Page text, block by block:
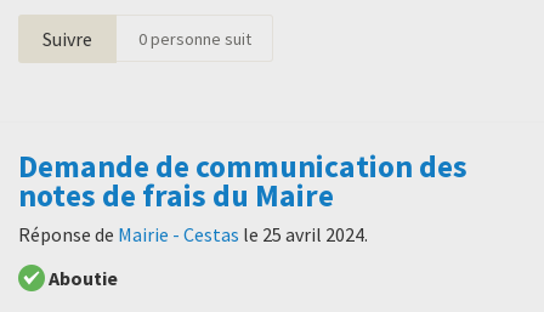
Suivre 0personne suit
Demande de communication des
notes de frais du Maire
Réponse de Mairie - Cestas le 25 avril 2024.
Aboutie